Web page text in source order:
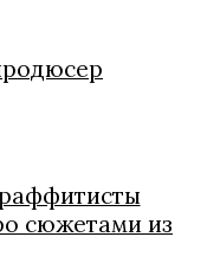
сюжетами из